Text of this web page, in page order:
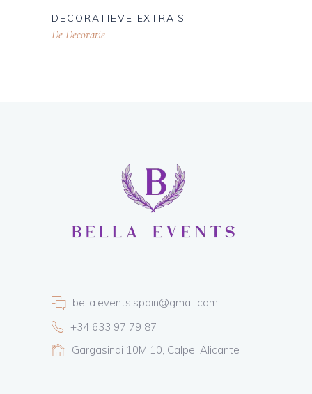
DECORATIEVE EXTRA’S
De Decoratie
bella.events.spain@gmail.com
+34 633 97 79 87
Gargasindi 10M 10, Calpe, Alicante